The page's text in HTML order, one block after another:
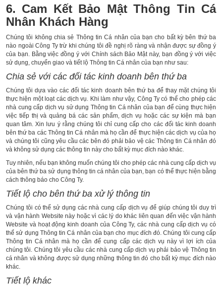
6. Cam Kết Bảo Mật Thông Tin Cá
Nhân Khách Hàng
Chúng tôi không chia sẻ Thông tin Cá nhân của bạn cho bất kỳ bên thứ ba
nào ngoài Công Ty trừ khi chúng tôi đề nghị rõ ràng và nhận được sự đồng ý
của bạn. Bằng việc đồng ý với Chính sách Bảo Mật này, bạn đồng ý với việc
sử dụng, chuyển giao và tiết lộ Thông tin Cá nhân của bạn như sau:
Chia sẻ với các đối tác kinh doanh bên thứ ba
Chúng tôi dựa vào các đối tác kinh doanh bên thứ ba để thay mặt chúng tôi
thực hiện một loạt các dịch vụ. Khi làm như vậy, Công Ty có thể cho phép các
nhà cung cấp dịch vụ sử dụng Thông tin Cá nhân của bạn để cùng thực hiện
việc tiếp thị và quảng bá các sản phẩm, dịch vụ hoặc các sự kiện mà bạn
quan tâm. Xin lưu ý rằng chúng tôi chỉ cung cấp cho các đối tác kinh doanh
bên thứ ba các Thông tin Cá nhân mà họ cần để thực hiện các dịch vụ của họ
và chúng tôi cũng yêu cầu các bên đó phải bảo vệ các Thông tin Cá nhân đó
và không sử dụng các thông tin này cho bất kỳ mục đích nào khác.
Tuy nhiên, nếu bạn không muốn chúng tôi cho phép các nhà cung cấp dịch vụ
của bên thứ ba sử dụng thông tin cá nhân của bạn, bạn có thể thực hiện bằng
cách thông báo cho Công Ty.
Tiết lộ cho bên thứ ba xử lý thông tin
Chúng tôi có thể sử dụng các nhà cung cấp dịch vụ để giúp chúng tôi duy trì
và vận hành Website này hoặc vì các lý do khác liên quan đến việc vận hành
Website và hoạt động kinh doanh của Công Ty, các nhà cung cấp dịch vụ có
thể sử dụng Thông tin Cá nhân của bạn cho mục đích đó. Chúng tôi cung cấp
Thông tin Cá nhân mà họ cần để cung cấp các dịch vụ này vì lợi ích của
chúng tôi. Chúng tôi yêu cầu các nhà cung cấp dịch vụ phải bảo vệ Thông tin
cá nhân và không được sử dụng những thông tin đó cho bất kỳ mục đích nào
khác.
Tiết lộ khác